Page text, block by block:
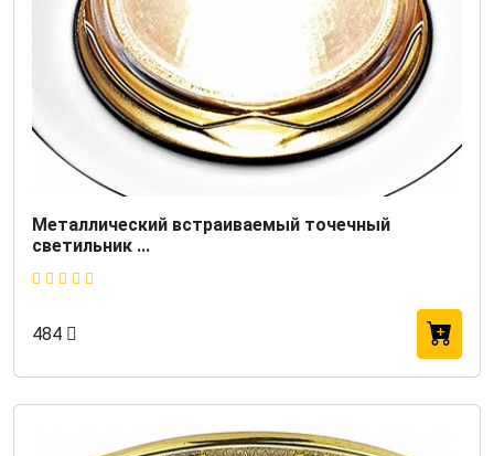
Металлический встраиваемый точечный
светильник ...
484